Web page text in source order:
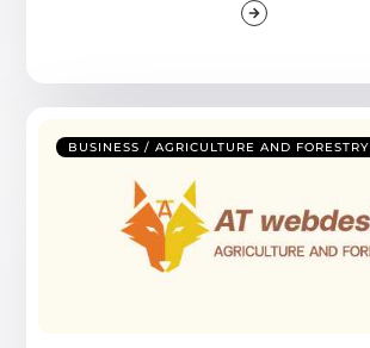
BUSINESS / AGRICULTURE AND FORESTRY